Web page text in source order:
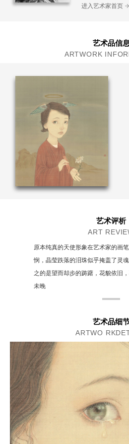
中国工笔画协会会
进入艺术家首页
艺术品信息
ARTWORK
艺术评析
ART
原本纯真的天使形象在艺术家的画
悯，晶莹跌落的泪珠似乎掩盖了灵
之的是望而却步的踌躇，花貌依旧
未晚
艺术品细
ARTWO